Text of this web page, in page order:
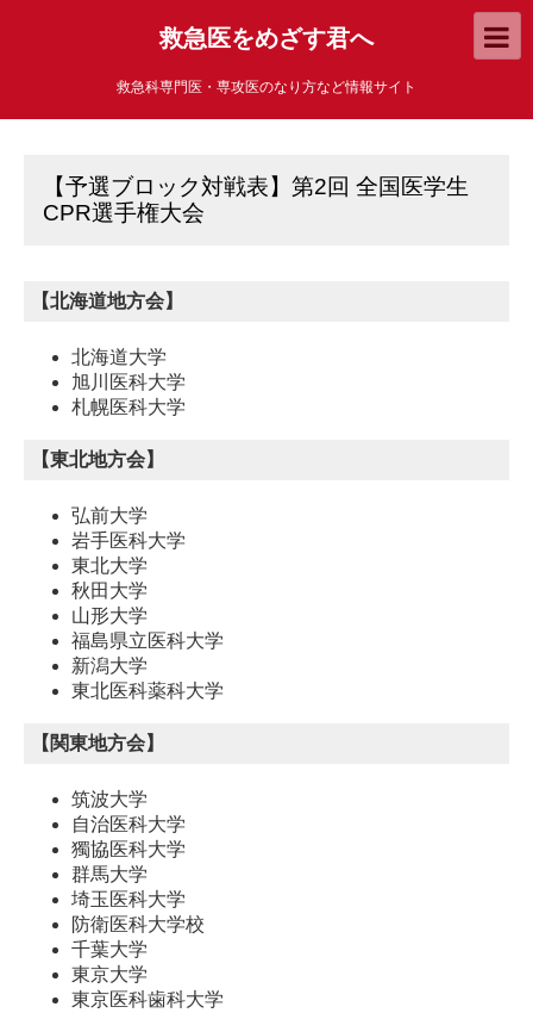
救急医をめざす君へ
救急科専門医・専攻医のなり方など情報サイト
【予選ブロック対戦表】第2回 全国医学生
CPR選手権大会
【北海道地方会】
北海道大学
旭川医科大学
札幌医科大学
【東北地方会】
弘前大学
岩手医科大学
東北大学
秋田大学
山形大学
福島県立医科大学
新潟大学
東北医科薬科大学
【関東地方会】
筑波大学
自治医科大学
獨協医科大学
群馬大学
埼玉医科大学
防衛医科大学校
千葉大学
東京大学
東京医科歯科大学